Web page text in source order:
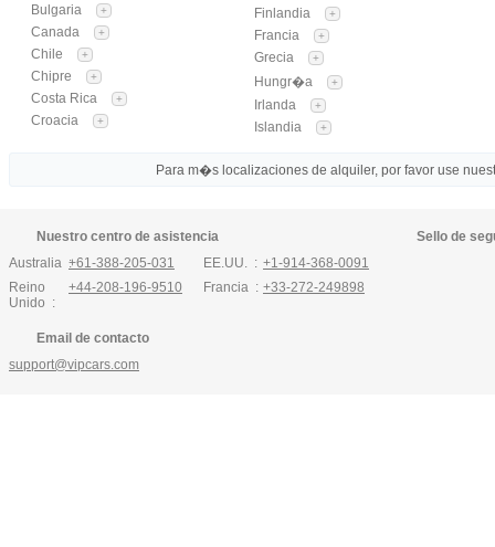
Bulgaria +
Canada +
Chile +
Chipre +
Costa Rica +
Croacia +
Finlandia +
Francia +
Grecia +
Hungr�a +
Irlanda +
Islandia +
Para m�s localizaciones de alquiler, por favor use
Nuestro centro de asistencia
Australia :+61-388-205-031
Reino
Unido :
+44-208-196-9510
EE.UU. : +1-914-368-0091
Francia : +33-272-249898
Email de contacto
support@vipcars.com
Sello de